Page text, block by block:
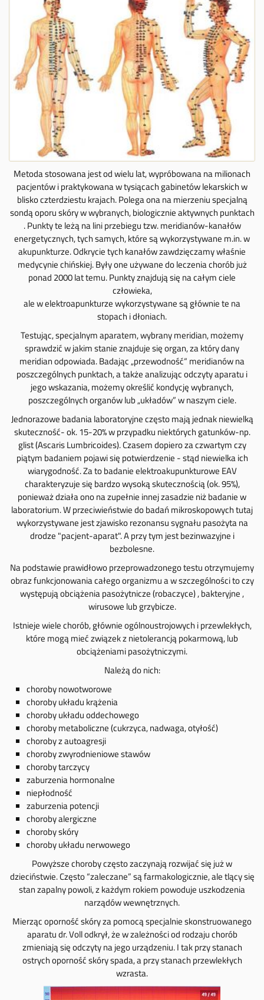
Metoda stosowana jest od wielu lat, wypróbowana na milionach
pacjentów i praktykowana w tysiącach gabinetów lekarskich w
blisko czterdziestu krajach. Polega ona na mierzeniu specjalną
sondą oporu skóry w wybranych, biologicznie aktywnych punktach
. Punkty te leżą na lini przebiegu tzw. meridianów-kanałów
energetycznych, tych samych, które są wykorzystywane m.in. w
akupunkturze. Odkrycie tych kanałów zawdzięczamy właśnie
medycynie chińskiej. Były one używane do leczenia chorób już
ponad 2000 lat temu. Punkty znajdują się na całym ciele
człowieka,
ale w elektroapunkturze wykorzystywane są głównie te na
stopach i dłoniach.
Testując, specjalnym aparatem, wybrany meridian, możemy
sprawdzić w jakim stanie znajduje się organ, za który dany
meridian odpowiada. Badając „przewodność“ meridianów na
poszczególnych punktach, a także analizując odczyty aparatu i
jego wskazania, możemy określić kondycję wybranych,
poszczególnych organów lub „układów” w naszym ciele.
Jednorazowe badania laboratoryjne często mają jednak niewielką
skuteczność- ok. 15-20% w przypadku niektórych gatunków-np.
glist (Ascaris Lumbricoides). Czasem dopiero za czwartym czy
piątym badaniem pojawi się potwierdzenie - stąd niewielka ich
wiarygodność. Za to badanie elektroakupunkturowe EAV
charakteryzuje się bardzo wysoką skutecznością (ok. 95%),
ponieważ działa ono na zupełnie innej zasadzie niż badanie w
laboratorium. W przeciwieństwie do badań mikroskopowych tutaj
wykorzystywane jest zjawisko rezonansu sygnału pasożyta na
drodze "pacjent-aparat". A przy tym jest bezinwazyjne i
bezbolesne.
Na podstawie prawidłowo przeprowadzonego testu otrzymujemy
obraz funkcjonowania całego organizmu a w szczególności to czy
występują obciążenia pasożytnicze (robaczyce) , bakteryjne ,
wirusowe lub grzybicze.
Istnieje wiele chorób, głównie ogólnoustrojowych i przewlekłych,
które mogą mieć związek z nietolerancją pokarmową, lub
obciążeniami pasożytniczymi.
Należą do nich:
choroby nowotworowe
choroby układu krążenia
choroby układu oddechowego
choroby metaboliczne (cukrzyca, nadwaga, otyłość)
choroby z autoagresji
choroby zwyrodnieniowe stawów
choroby tarczycy
zaburzenia hormonalne
niepłodność
zaburzenia potencji
choroby alergiczne
choroby skóry
choroby układu nerwowego
Powyższe choroby często zaczynają rozwijać się już w
dzieciństwie. Często “zaleczane” są farmakologicznie, ale tlący się
stan zapalny powoli, z każdym rokiem powoduje uszkodzenia
narządów wewnętrznych.
Mierząc oporność skóry za pomocą specjalnie skonstruowanego
aparatu dr. Voll odkrył, że w zależności od rodzaju chorób
zmieniają się odczyty na jego urządzeniu. I tak przy stanach
ostrych oporność skóry spada, a przy stanach przewlekłych
wzrasta.